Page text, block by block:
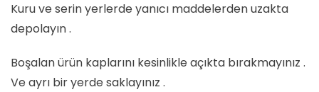
Kuru ve serin yerlerde yanıcı maddelerden uzakta
depolayın .
Boşalan ürün kaplarını kesinlikle açıkta bırakmayınız .
Ve ayrı bir yerde saklayınız .